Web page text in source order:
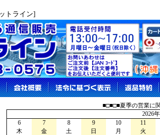
トライン]
■□■□■夏季の営業に
2026
6
7 8 9 10 11
木
金 土 日 月 火